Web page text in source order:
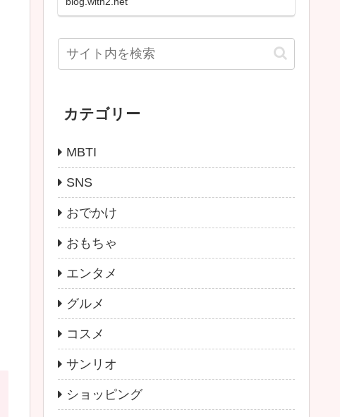
カテゴリー
MBTI
SNS
おでかけ
おもちゃ
エンタメ
グルメ
コスメ
サンリオ
ショッピング